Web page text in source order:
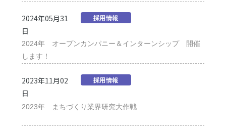
2024年05月31
日
採用情報
2024年 オープンカンパニー＆インターンシップ 開催
します！
2023年11月02
日
採用情報
2023年 まちづくり業界研究大作戦